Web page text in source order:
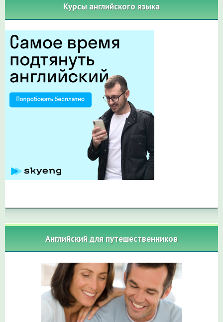
Курсы английского языка
Английский для путешественников